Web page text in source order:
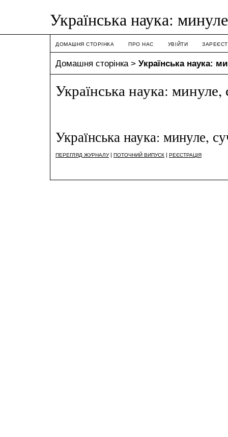
Українська наука:
ДОМАШНЯ СТОРІНКА ПРО НАС УВІЙТИ
Домашня сторінка> Українська наука:
Українська наука:
Українська наука: минуле,
ПЕРЕГЛЯД ЖУРНАЛУ| ПОТОЧНИЙ ВИПУСК | РЕЄСТРАЦІЯ